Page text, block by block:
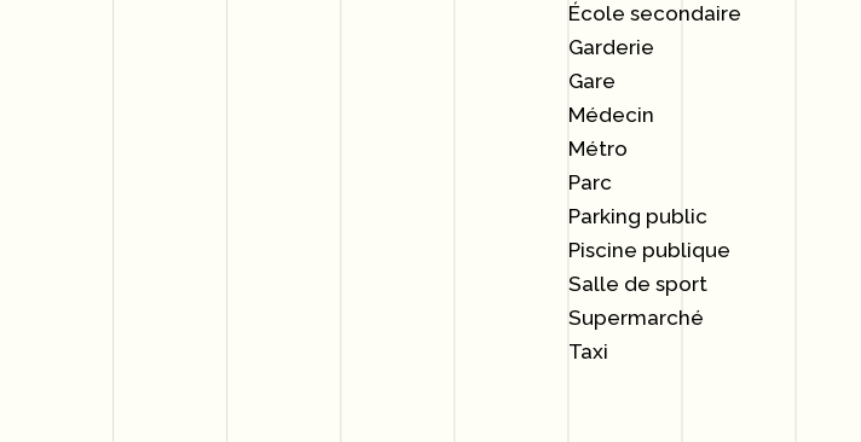
École secondaire
Garderie
Gare
Médecin
Métro
Parc
Parking public
Piscine publique
Salle de sport
Supermarché
Taxi